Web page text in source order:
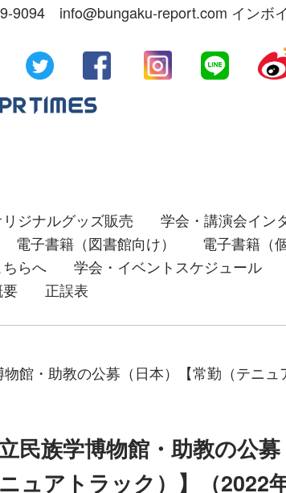
9094 info@bungaku-report.com インボ
ジナルグッズ販売
学会・講演会イン
電子書籍（図書館向け）
電子書籍（
らへ
学会・イベントスケジュール
正誤表
館・助教の公募（日本）【常勤（テニュ
民族学博物館・助教の公募
ュアトラック）】（2022